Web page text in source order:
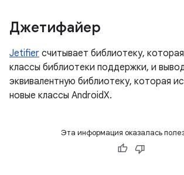
Джетифайер
Jetifier считывает библиотеку,
классы библиотеки поддержки, и
эквивалентную библиотеку, которая
новые классы AndroidX.
Эта информация оказалась